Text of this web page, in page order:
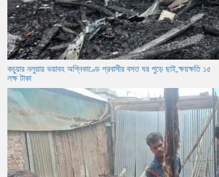
কচুয়ার নলুয়ায় ভয়াবহ অগ্নিকাণ্ডে প্রবাসীর বসত ঘর পুড়ে ছাই,ক্ষয়ক্ষতি ১৫
লক্ষ টাকা